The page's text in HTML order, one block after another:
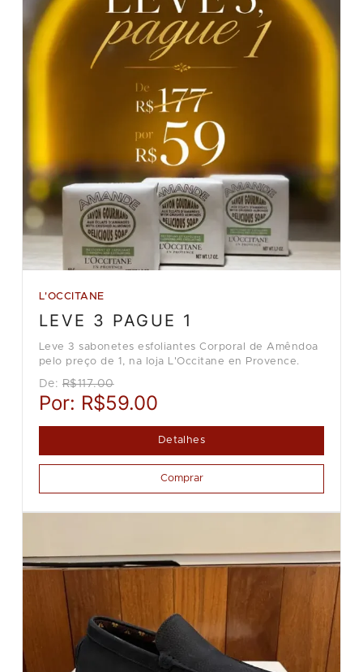
L'OCCITANE
LEVE 3 PAGUE 1
Leve 3 sabonetes esfoliantes Corporal de Amêndoa
pelo preço de 1, na loja L'Occitane en Provence.
De: R$117.00
Por: R$59.00
Detalhes
Comprar